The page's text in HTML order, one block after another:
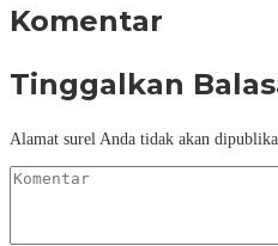
Komentar
Tinggalkan
Alamat surel Anda tidak akan